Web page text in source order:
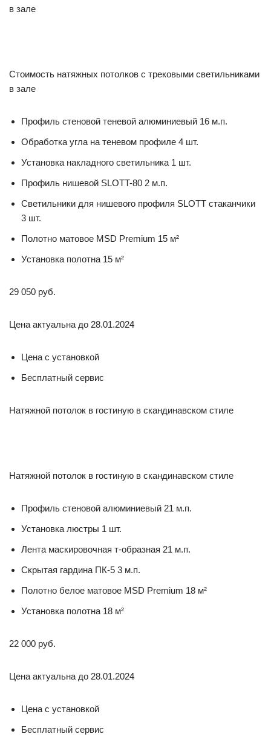
в зале
Стоимость натяжных потолков с трековыми светильниками
в зале
Профиль стеновой теневой алюминиевый 16 м.п.
Обработка угла на теневом профиле 4 шт.
Установка накладного светильника 1 шт.
Профиль нишевой SLOTT-80 2 м.п.
Светильники для нишевого профиля SLOTT стаканчики
3 шт.
Полотно матовое MSD Premium 15 м²
Установка полотна 15 м²
29 050 руб.
Цена актуальна до 28.01.2024
Цена с установкой
Бесплатный сервис
Натяжной потолок в гостиную в скандинавском стиле
Натяжной потолок в гостиную в скандинавском стиле
Профиль стеновой алюминиевый 21 м.п.
Установка люстры 1 шт.
Лента маскировочная т-образная 21 м.п.
Скрытая гардина ПК-5 3 м.п.
Полотно белое матовое MSD Premium 18 м²
Установка полотна 18 м²
22 000 руб.
Цена актуальна до 28.01.2024
Цена с установкой
Бесплатный сервис